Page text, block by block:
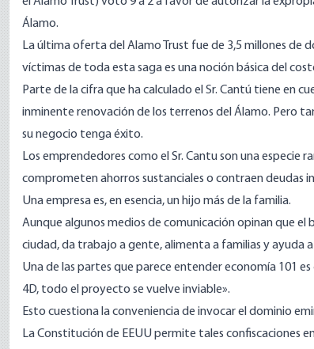
Álamo.
La última oferta del Alamo Trust fue de 3,5 millones de
víctimas de toda esta saga es una noción básica del
Parte de la cifra que ha calculado el Sr. Cantú tiene en
inminente renovación de los terrenos del Álamo. Pero
su negocio tenga éxito.
Los emprendedores como el Sr. Cantu son una especie
comprometen ahorros sustanciales o contraen deudas
Una empresa es, en esencia, un hijo más de la familia.
Aunque algunos medios de comunicación opinan que el
ciudad, da trabajo a gente, alimenta a familias y ayuda a
Una de las partes que parece entender economía 101
4D, todo el proyecto se vuelve inviable».
Esto cuestiona la conveniencia de invocar el dominio
LaConstitución de EEUUpermite tales confiscaciones